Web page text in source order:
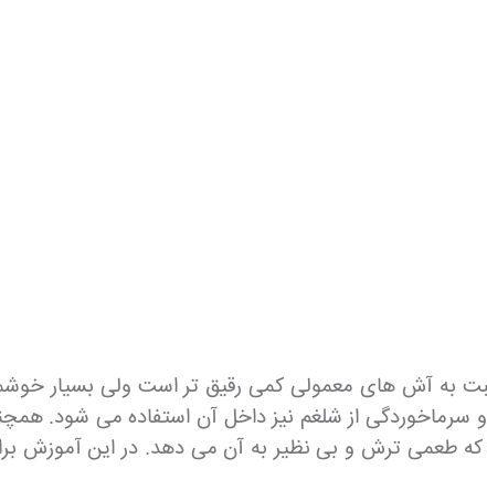
به آش های معمولی کمی رقیق تر است ولی بسیار
از شلغم نیز داخل آن استفاده می شود.
طعمی ترش و بی نظیر به آن می دهد. در این آموزش